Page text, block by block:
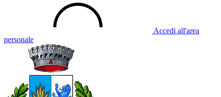
Accedi all'area
personale